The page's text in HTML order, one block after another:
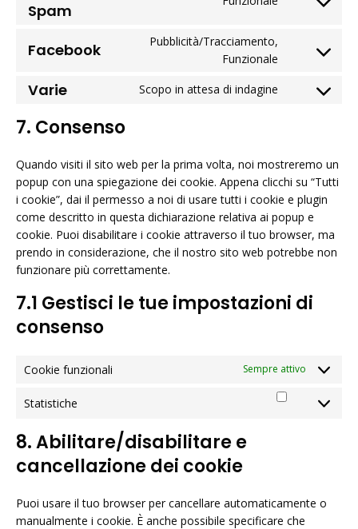
service
Spam
Consent
service
security-
Facebook
Pubblicità/Tracciamento,
Funzionale
Consent
service
Varie Scopo in attesa di indagine
Consent
varie
7. Consenso
Quando visiti il sito web per la prima volta, noi mostreremo un
popup con una spiegazione dei cookie. Appena clicchi su “Tutti
i cookie”, dai il permesso a noi di usare tutti i cookie e plugin
come descritto in questa dichiarazione relativa ai popup e
cookie. Puoi disabilitare i cookie attraverso il tuo browser, ma
prendo in considerazione, che il nostro sito web potrebbe non
funzionare più correttamente.
7.1 Gestisci le tue impostazioni di
consenso
Cookie funzionali Sempre attivo
Statistiche
Statistiche
8. Abilitare/disabilitare e
cancellazione dei cookie
Puoi usare il tuo browser per cancellare automaticamente o
manualmente i cookie. È anche possibile specificare che